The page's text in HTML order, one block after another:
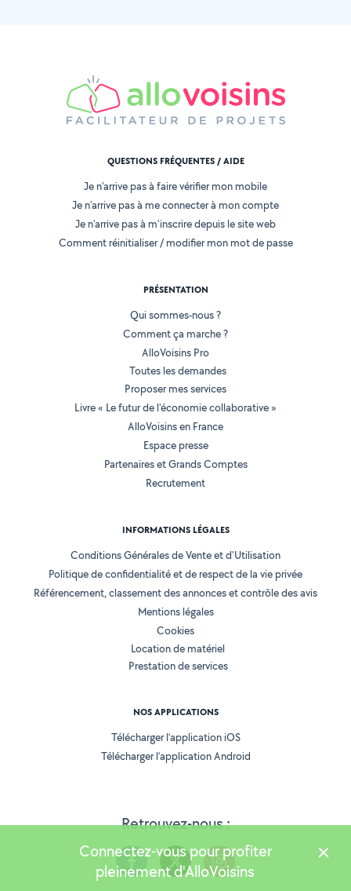
Retrouvez-nous :
QUESTIONS FRÉQUENTES / AIDE
Je n'arrive pas à faire vérifier mon mobile
Je n'arrive pas à me connecter à mon compte
Je n'arrive pas à m'inscrire depuis le site web
Comment réinitialiser / modifier mon mot de passe
PRÉSENTATION
Qui sommes-nous ?
Comment ça marche ?
AlloVoisins Pro
Toutes les demandes
Proposer mes services
Livre « Le futur de l'économie collaborative »
AlloVoisins en France
Espace presse
Partenaires et Grands Comptes
Recrutement
INFORMATIONS LÉGALES
Conditions Générales de Vente et d'Utilisation
Politique de confidentialité et de respect de la vie privée
Référencement, classement des annonces et contrôle des avis
Mentions légales
Cookies
Location de matériel
Prestation de services
NOS APPLICATIONS
Télécharger l’application iOS
Télécharger l’application Android
Connectez-vous pour profiter
pleinement d'AlloVoisins